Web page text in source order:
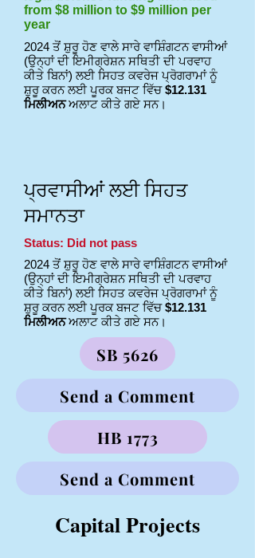
from $8 million to $9 million per
year
2024 ਤੋਂ ਸ਼ੁਰੂ ਹੋਣ ਵਾਲੇ ਸਾਰੇ ਵਾਸ਼ਿੰਗਟਨ ਵਾਸੀਆਂ
(ਉਨ੍ਹਾਂ ਦੀ ਇਮੀਗ੍ਰੇਸ਼ਨ ਸਥਿਤੀ ਦੀ ਪਰਵਾਹ
ਕੀਤੇ ਬਿਨਾਂ) ਲਈ ਸਿਹਤ ਕਵਰੇਜ ਪ੍ਰੋਗਰਾਮਾਂ ਨੂੰ
ਸ਼ੁਰੂ ਕਰਨ ਲਈ ਪੂਰਕ ਬਜਟ ਵਿੱਚ$12.131
ਮਿਲੀਅਨਅਲਾਟ ਕੀਤੇ ਗਏ ਸਨ।
ਪ੍ਰਵਾਸੀਆਂ ਲਈ ਸਿਹਤ
ਸਮਾਨਤਾ
Status: Did not pass
2024 ਤੋਂ ਸ਼ੁਰੂ ਹੋਣ ਵਾਲੇ ਸਾਰੇ ਵਾਸ਼ਿੰਗਟਨ ਵਾਸੀਆਂ
(ਉਨ੍ਹਾਂ ਦੀ ਇਮੀਗ੍ਰੇਸ਼ਨ ਸਥਿਤੀ ਦੀ ਪਰਵਾਹ
ਕੀਤੇ ਬਿਨਾਂ) ਲਈ ਸਿਹਤ ਕਵਰੇਜ ਪ੍ਰੋਗਰਾਮਾਂ ਨੂੰ
ਸ਼ੁਰੂ ਕਰਨ ਲਈ ਪੂਰਕ ਬਜਟ ਵਿੱਚ$12.131
ਮਿਲੀਅਨਅਲਾਟ ਕੀਤੇ ਗਏ ਸਨ।
SB 5626
Send a Comment
HB 1773
Send a Comment
Capital Projects